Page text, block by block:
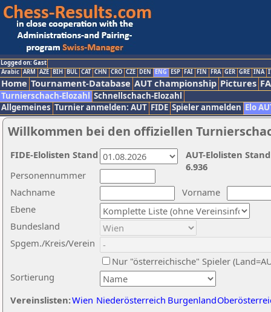
Logged on: Gast
Arabic ARM AZE BIH BUL CAT CHN CRO CZE DEN ENG ESP FAI FIN FRA GER GRE INA
Home Tournament-Database AUT championship Pictures
Turnierschach-Elozahl Schnellschach-Elozahl
Allgemeines Turnier anmelden: AUT FIDE Spieler anmelden Elo
Willkommen bei den offiziellen
Nachname
Vorname
Ebene
Sortierung
Personennummer
Bundesland
Spgem./Kreis/Verein
Nur "österreichische" Spieler
Vereinslisten:Wien Niederösterreich Burgenland
AUT-Elolisten
6.936
FIDE-Elolisten Stand